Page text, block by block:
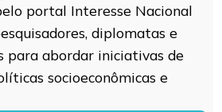
portal Interesse Nacional
diplomatas e
para abordar iniciativas de
socioeconômicas e